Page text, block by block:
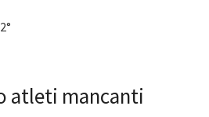
atleti mancanti